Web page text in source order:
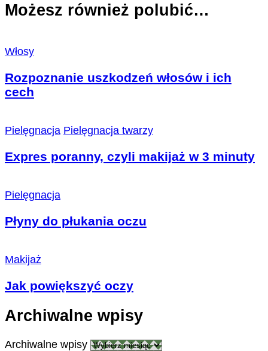
Możesz również polubić…
Włosy
Rozpoznanie uszkodzeń włosów i ich
cech
Pielęgnacja Pielęgnacja twarzy
Expres poranny, czyli makijaż w 3 minuty
Pielęgnacja
Płyny do płukania oczu
Makijaż
Jak powiększyć oczy
Archiwalne wpisy
Archiwalne wpisy